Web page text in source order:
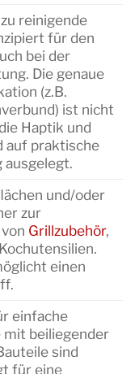
reinigende
für den
bei der
Die genaue
(z.B.
ist nicht
Haptik und
auf praktische
ausgelegt.
und/oder
zur
Grillzubehör,
einen
einfache
beiliegender
sind
für eine